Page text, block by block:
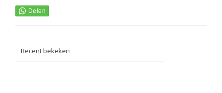
Recent bekeken